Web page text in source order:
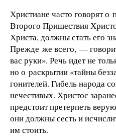
Христиане часто говорят о
Второго Пришествия
Христа, должны стать его
Прежде же всего, —
вас руки». Речь идет не
но о раскрытии «тайны
гонителей. Гибель народа
нечестивых. Христос
предстоит претерпеть
они должны сесть и
им стоить.